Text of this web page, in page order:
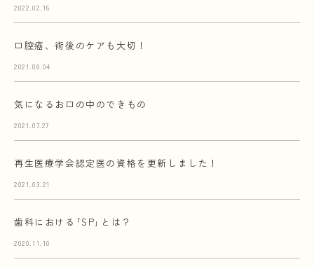
2022.02.16
口腔癌、術後のケアも大切！
2021.08.04
気になるお口の中のできもの
2021.07.27
再生医療学会認定医の資格を更新しました！
2021.03.21
歯科における｢SP｣とは？
2020.11.10